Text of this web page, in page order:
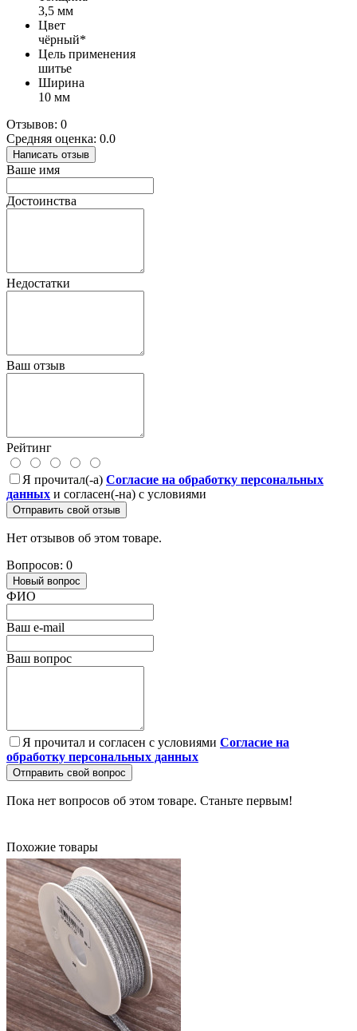
3,5 мм
Цвет
чёрный*
Цель применения
шитье
Ширина
10 мм
Отзывов: 0
Средняя оценка: 0.0
Написать отзыв
Ваше имя
Достоинства
Недостатки
Ваш отзыв
Рейтинг
Я прочитал(-а) Согласие на обработку персональных
данных и согласен(-на) с условиями
Отправить свой отзыв
Нет отзывов об этом товаре.
Вопросов: 0
Новый вопрос
ФИО
Ваш e-mail
Ваш вопрос
Я прочитал и согласен с условиями Согласие на
обработку персональных данных
Отправить свой вопрос
Пока нет вопросов об этом товаре. Станьте первым!
Похожие товары